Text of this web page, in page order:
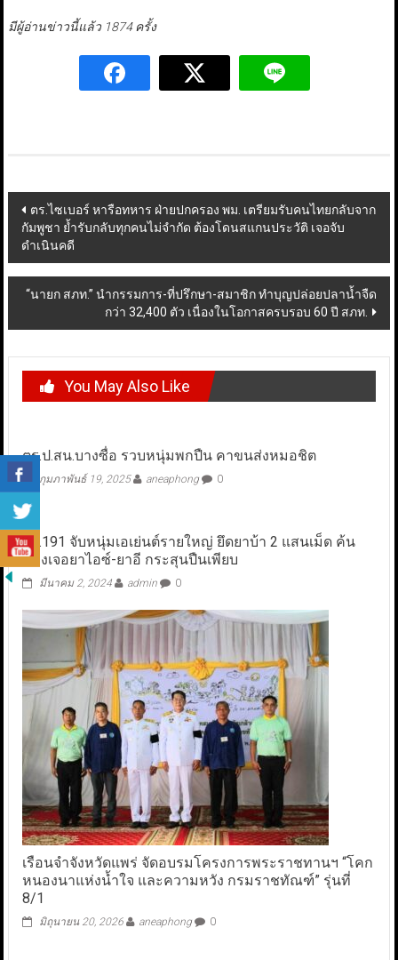
มีผู้อ่านข่าวนี้แล้ว 1874 ครั้ง
Post
navigation
ตร.ไซเบอร์ หารือทหาร ฝ่ายปกครอง พม. เตรียมรับคนไทยกลับจาก
กัมพูชา ย้ำรับกลับทุกคนไม่จำกัด ต้องโดนสแกนประวัติ เจอจับ
ดำเนินคดี
“นายก สภท.” นำกรรมการ-ที่ปรึกษา-สมาชิก ทำบุญปล่อยปลาน้ำจืด
กว่า 32,400 ตัว เนื่องในโอกาสครบรอบ 60 ปี สภท.
You May Also Like
ตร.ป.สน.บางซื่อ รวบหนุ่มพกปืน คาขนส่งหมอชิต
กุมภาพันธ์ 19, 2025 aneaphong 0
ตร.191 จับหนุ่มเอเย่นต์รายใหญ่ ยึดยาบ้า 2 แสนเม็ด ค้น
ห้องเจอยาไอซ์-ยาอี กระสุนปืนเพียบ
มีนาคม 2, 2024 admin 0
เรือนจำจังหวัดแพร่ จัดอบรมโครงการพระราชทานฯ “โคก
หนองนาแห่งน้ำใจ และความหวัง กรมราชทัณฑ์” รุ่นที่
8/1
มิถุนายน 20, 2026 aneaphong 0